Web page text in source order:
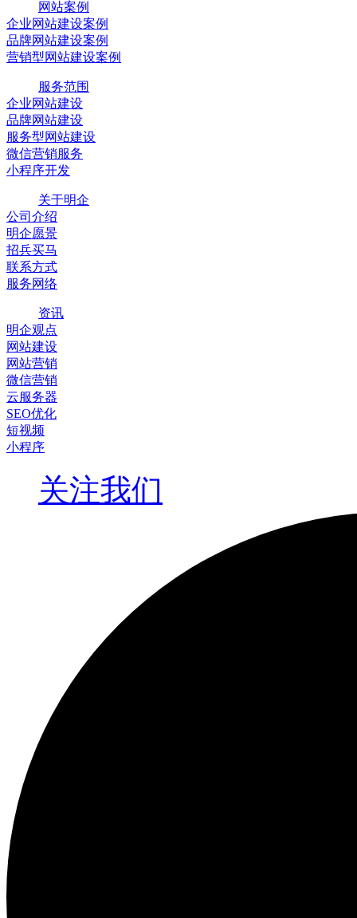
网站案例
企业网站建设案例
品牌网站建设案例
营销型网站建设案例
服务范围
企业网站建设
品牌网站建设
服务型网站建设
微信营销服务
小程序开发
关于明企
公司介绍
明企愿景
招兵买马
联系方式
服务网络
资讯
明企观点
网站建设
网站营销
微信营销
云服务器
SEO优化
短视频
小程序
关注我们